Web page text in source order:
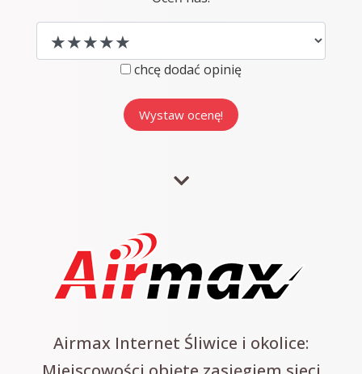
chcę dodać opinię
Airmax Internet Śliwice i okolice: